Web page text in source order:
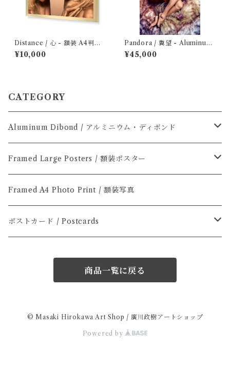
Distance / 心 - 額装 A4判フ
ォトプリント
¥10,000
Pandora / 冀望 - Aluminum
Dibond: Optimized Edition
¥45,000
CATEGORY
Aluminum Dibond / アルミニウム・ディボンド
Optimized Edition / スマート版
Framed Large Posters / 額装ポスター
A2 Poster / A2 ポスター
A1 Poster / A1 ポスター
Framed A4 Photo Print / 額装写真
ポストカード / Postcards
商品一覧に戻る
© Masaki Hirokawa Art Shop / 廣川政樹アートショップ
Powered by